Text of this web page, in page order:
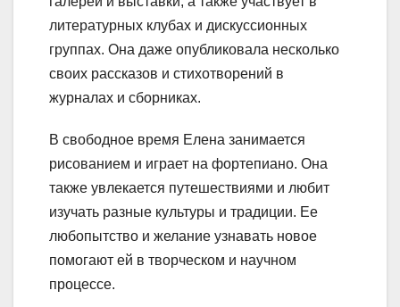
литературных клубах и дискуссионных
группах. Она даже опубликовала несколько
своих рассказов и стихотворений в
журналах и сборниках.
В свободное время Елена занимается
рисованием и играет на фортепиано. Она
также увлекается путешествиями и любит
изучать разные культуры и традиции. Ее
любопытство и желание узнавать новое
помогают ей в творческом и научном
процессе.